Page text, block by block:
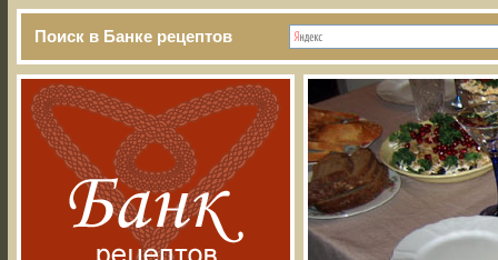
Поиск в Банке рецептов